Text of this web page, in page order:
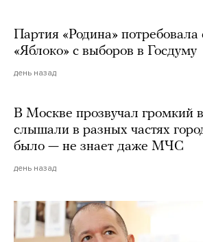
Партия «Родина» потребовала
«Яблоко» с выборов в Госдуму
день назад
В Москве прозвучал громкий
слышали в разных частях
было — не знает даже МЧС
день назад